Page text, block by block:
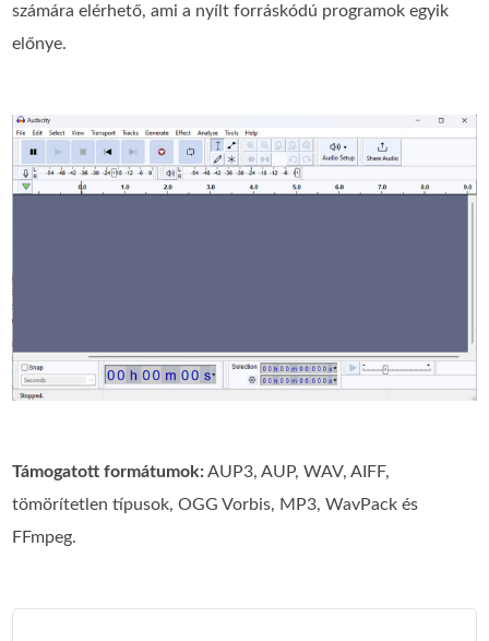
számára elérhető, ami a nyílt forráskódú programok egyik
előnye.
Támogatott formátumok:AUP3, AUP, WAV, AIFF,
tömörítetlen típusok, OGG Vorbis, MP3, WavPack és
FFmpeg.